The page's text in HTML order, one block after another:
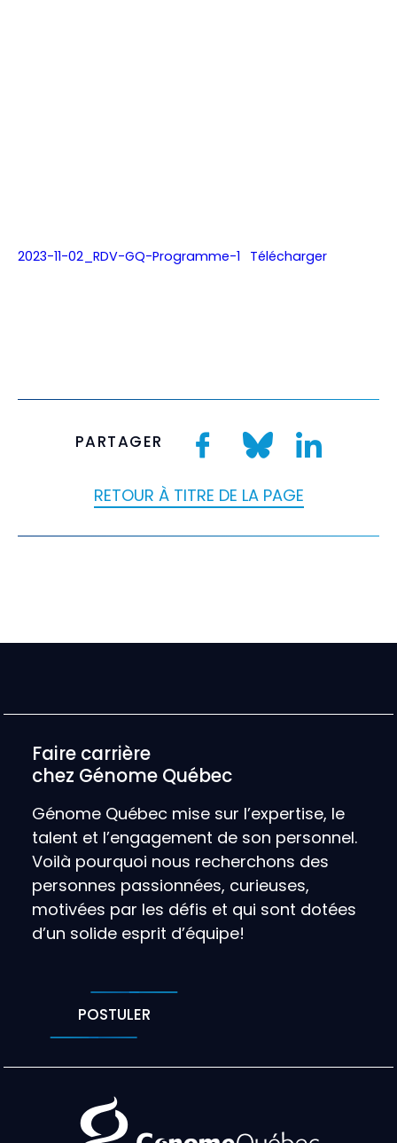
2023-11-02_RDV-GQ-Programme-1 Télécharger
PARTAGER
RETOUR À TITRE DE LA PAGE
Faire carrière
chez Génome Québec
Génome Québec mise sur l’expertise, le
talent et l’engagement de son personnel.
Voilà pourquoi nous recherchons des
personnes passionnées, curieuses,
motivées par les défis et qui sont dotées
d’un solide esprit d’équipe!
POSTULER